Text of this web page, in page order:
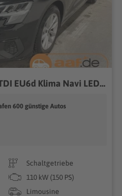
Audi A3 Sportback 35 TDI EU6d Klima Navi LED Virtual Cockp
600 günstige Autos
Schaltgetriebe
110 kW (150 PS)
Limousine